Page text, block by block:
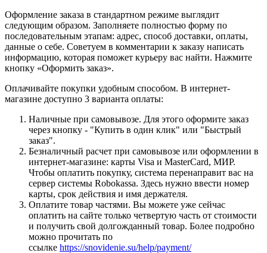
Оформление заказа в стандартном режиме выглядит
следующим образом. Заполняете полностью форму по
последовательным этапам: адрес, способ доставки, оплаты,
данные о себе. Советуем в комментарии к заказу написать
информацию, которая поможет курьеру вас найти. Нажмите
кнопку «Оформить заказ».
Оплачивайте покупки удобным способом. В интернет-
магазине доступно 3 варианта оплаты:
Наличные при самовывозе. Для этого оформите заказ
через кнопку - "Купить в один клик" или "Быстрый
заказ".
Безналичный расчет при самовывозе или оформлении в
интернет-магазине: карты Visa и MasterCard, МИР.
Чтобы оплатить покупку, система перенаправит вас на
сервер системы Robokassa. Здесь нужно ввести номер
карты, срок действия и имя держателя.
Оплатите товар частями. Вы можете уже сейчас
оплатить на сайте только четвертую часть от стоимости
и получить свой долгожданный товар. Более подробно
можно прочитать по
ссылке https://snovidenie.su/help/payment/